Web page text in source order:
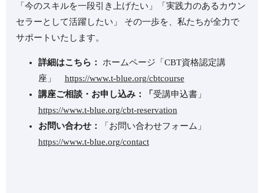
「今のスキルを一段引き上げたい」「実践力のあるカウン
セラーとして活躍したい」 その一歩を、私たちが全力で
サポートいたします。
詳細はこちら：
ホームページ「CBT資格認定講
座」 https://www.t-blue.org/cbtcourse
講座ご相談・お申し込み：「 受講申込書」
https://www.t-blue.org/cbt-reservation
お問い合わせ：
「お問い合わせフォーム」
https://www.t-blue.org/contact